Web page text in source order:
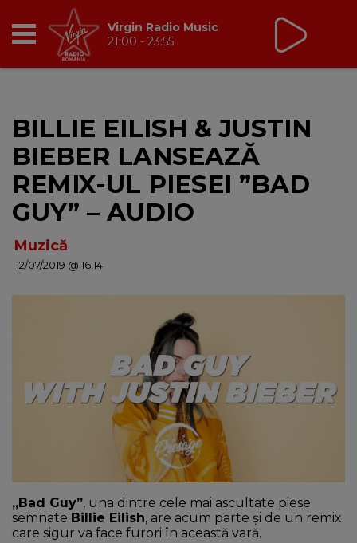
BREAKFAST
TIC TALK
CÂȘTIGĂ
HOT 30
DANCEFLOOR CHART
NEWS
Virgin Radio Music
21:00 - 23:55
BILLIE EILISH & JUSTIN
BIEBER LANSEAZĂ
REMIX-UL PIESEI ”BAD
GUY” – AUDIO
Muzică
12/07/2019 @ 16:14
„Bad Guy”, una dintre cele mai ascultate piese
semnate Billie Eilish, are acum parte și de un remix
care sigur va face furori în această vară.